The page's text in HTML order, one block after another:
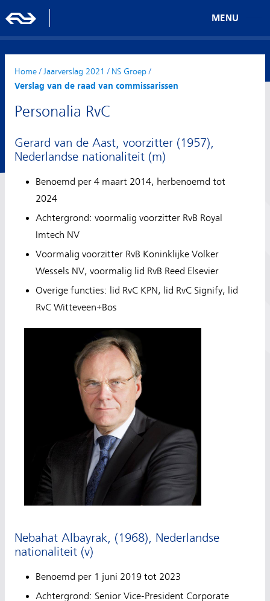
MENU
Home/ Jaarverslag 2021 / NS Groep/
Verslag van de raad van commissarissen
Personalia RvC
Gerard van de Aast, voorzitter (1957),
Nederlandse nationaliteit (m)
Benoemd per 4 maart 2014, herbenoemd tot
2024
Achtergrond: voormalig voorzitter RvB Royal
Imtech NV
Voormalig voorzitter RvB Koninklijke Volker
Wessels NV, voormalig lid RvB Reed Elsevier
Overige functies: lid RvC KPN, lid RvC Signify, lid
RvC Witteveen+Bos
Nebahat Albayrak, (1968), Nederlandse
nationaliteit (v)
Benoemd per 1 juni 2019 tot 2023
Achtergrond: Senior Vice-President Corporate